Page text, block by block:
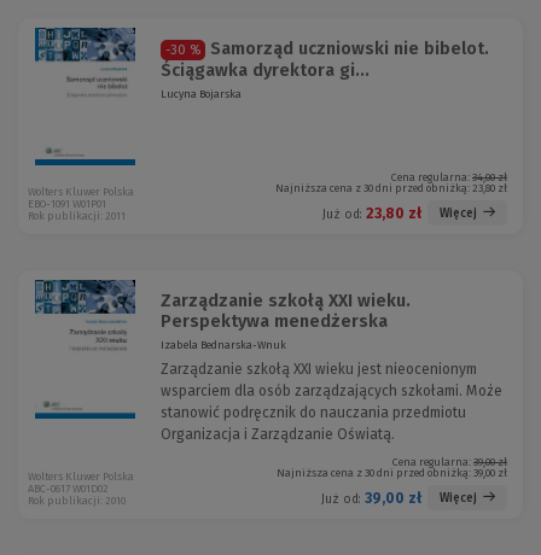
-30 %
Samorząd uczniowski nie bibelot.
Ściągawka dyrektora gi...
Lucyna Bojarska
Cena regularna: 34,00 zł
Najniższa cena z 30 dni przed obniżką: 23,80 zł
Już od: 23,80 zł Więcej
Wolters Kluwer Polska
EBO-1091 W01P01
Rok publikacji: 2011
Zarządzanie szkołą XXI wieku.
Perspektywa menedżerska
Izabela Bednarska-Wnuk
Zarządzanie szkołą XXI wieku jest nieocenionym
wsparciem dla osób zarządzających szkołami. Może
stanowić podręcznik do nauczania przedmiotu
Organizacja i Zarządzanie Oświatą.
Cena regularna: 39,00 zł
Najniższa cena z 30 dni przed obniżką: 39,00 zł
Już od: 39,00 zł Więcej
Wolters Kluwer Polska
ABC-0617 W01D02
Rok publikacji: 2010